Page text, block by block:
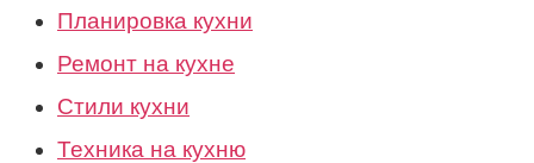
Планировка кухни
Ремонт на кухне
Стили кухни
Техника на кухню